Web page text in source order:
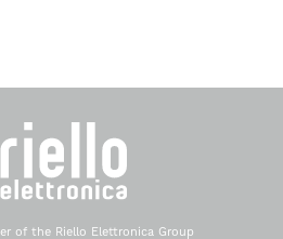
of the Riello Elettronica Group